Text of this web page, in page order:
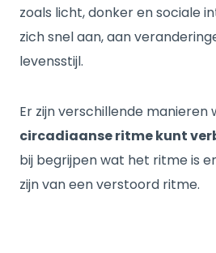
zoals licht, donker en sociale
zich snel aan, aan
levensstijl.
Er zijn verschillende manieren
circadiaanse ritme kunt
bij begrijpen wat het ritme is
zijn van een verstoord ritme.